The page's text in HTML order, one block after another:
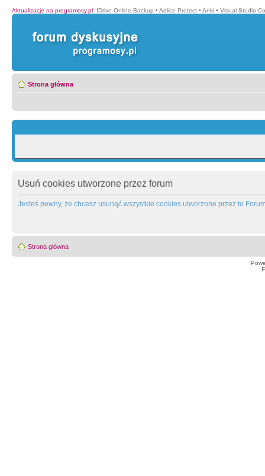
Aktualizacje na programosy.pl: IDrive Online Backup • Adlice Protect • Anki • Visual Studio
Strona główna
Usuń cookies utworzone przez forum
Jesteś pewny, że chcesz usunąć wszystkie cookies utworzone przez to
Strona główna